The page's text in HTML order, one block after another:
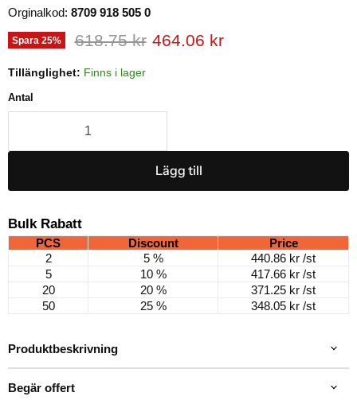
Orginalkod: 8709 918 505 0
Spara 25% Ursprungligt pris
618.75 kr Nuvarande pris
464.06 kr
Tillänglighet: Finns i lager
Antal
Lägg till
Bulk Rabatt
PCS Discount
Price
2
5 % 440.86 kr /st
5
10 % 417.66 kr /st
20
20 % 371.25 kr /st
50
25 % 348.05 kr /st
Produktbeskrivning
Begär offert